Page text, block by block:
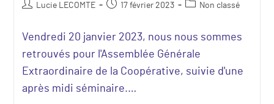
Lucie LECOMTE 17 février 2023 Non classé
Vendredi 20 janvier 2023, nous nous sommes
retrouvés pour l'Assemblée Générale
Extraordinaire de la Coopérative, suivie d'une
après midi séminaire.…